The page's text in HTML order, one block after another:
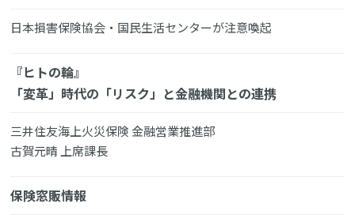
日本損害保険協会・国民生活センターが注意喚起
『ヒトの輪』
「変革」時代の「リスク」と金融機関との連携
三井住友海上火災保険 金融営業推進部
古賀元晴 上席課長
保険窓販情報